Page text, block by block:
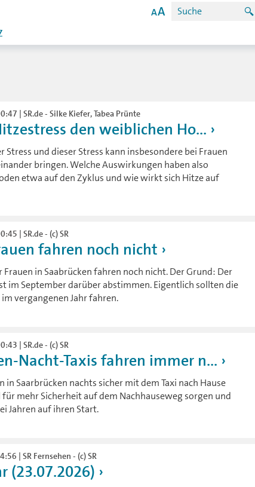
| SR.de - Silke Kiefer, Tabea Prünte
den weiblichen Ho...
und dieser Stress kann insbesondere bei Frauen
bringen. Welche Auswirkungen haben also
etwa auf den Zyklus und wie wirkt sich Hitze auf
| SR.de - (c) SR
fahren noch nicht
in Saabrücken fahren noch nicht. Der Grund: Der
im September darüber abstimmen. Eigentlich sollten die
vergangenen Jahr fahren.
| SR.de - (c) SR
Nacht-Taxis fahren immer n...
in Saarbrücken nachts sicher mit dem Taxi nach Hause
mehr Sicherheit auf dem Nachhauseweg sorgen und
Jahren auf ihren Start.
| SR Fernsehen - (c) SR
(23.07.2026)